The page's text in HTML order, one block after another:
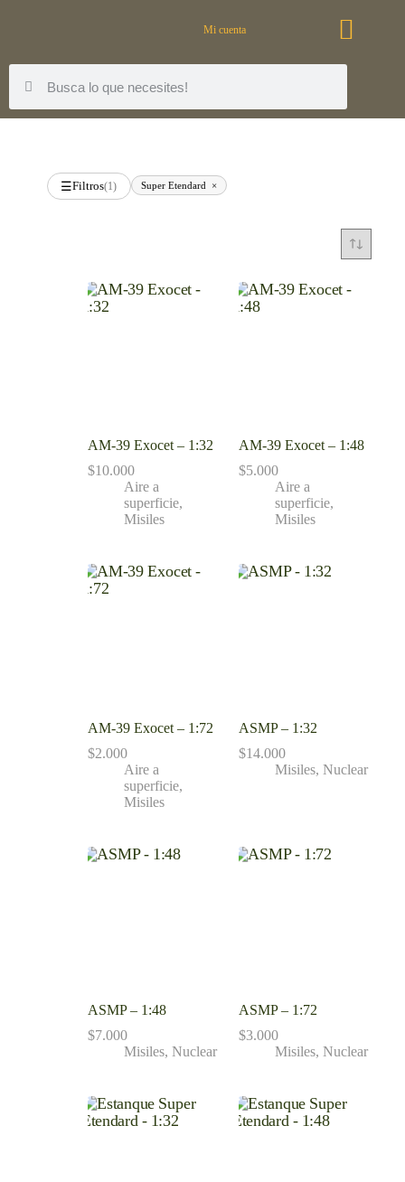
Mi cuenta
☰Filtros(1) Super Etendard ×
AM-39 Exocet – 1:32
$10.000
Aire a
superficie,
Misiles
AM-39 Exocet – 1:48
$5.000
Aire a
superficie,
Misiles
AM-39 Exocet – 1:72
$2.000
Aire a
superficie,
Misiles
ASMP – 1:32
$14.000
Misiles, Nuclear
ASMP – 1:48
$7.000
Misiles, Nuclear
ASMP – 1:72
$3.000
Misiles, Nuclear